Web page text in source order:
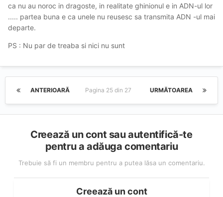
ca nu au noroc in dragoste, in realitate ghinionul e in ADN-ul lor
..... partea buna e ca unele nu reusesc sa transmita ADN -ul mai
departe.
PS : Nu par de treaba si nici nu sunt
ANTERIOARĂ URMĂTOAREA
Pagina 25 din 27
Creează un cont sau autentifică-te
pentru a adăuga comentariu
Trebuie să fi un membru pentru a putea lăsa un comentariu.
Creează un cont